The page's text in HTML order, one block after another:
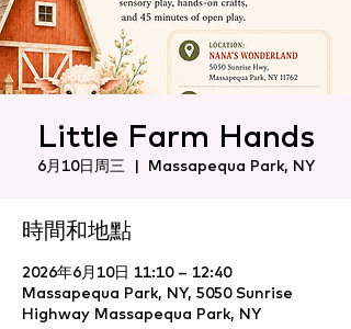
Little Farm Hands
6月10日周三
  |
Massapequa Park, NY
時間和地點
2026年6月10日 11:10 – 12:40
Massapequa Park, NY, 5050 Sunrise
Highway Massapequa Park, NY